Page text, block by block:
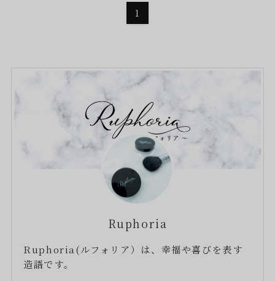
1
Ruphoria
Ruphoria(ルフォリア）は、幸福や喜びを表す
造語です。